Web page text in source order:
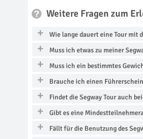
Weitere Fragen zum
Wie lange dauert eine Tour mit
Muss ich etwas zu meiner
Muss ich ein bestimmtes
Brauche ich einen
Findet die Segway Tour auch
Gibt es eine
Fällt für die Benutzung des